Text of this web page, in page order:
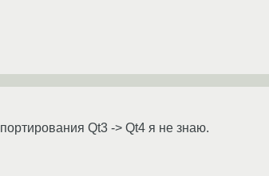
Qt3 -> Qt4 я не знаю.